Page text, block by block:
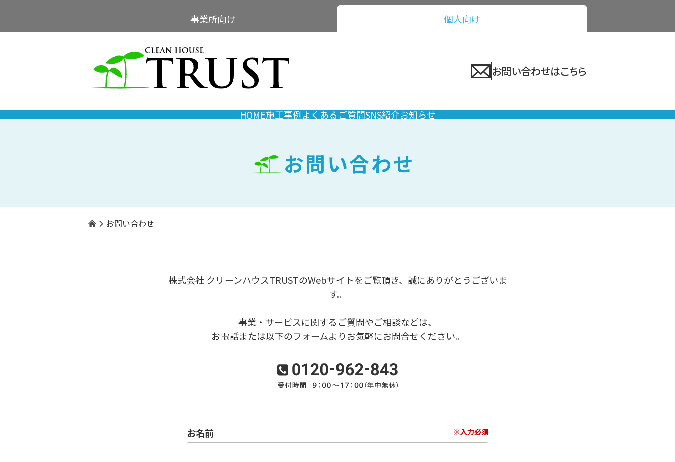
事業所向け 個人向け
お問い合わせはこちら
HOME施工事例よくあるご質問SNS紹介お知らせ
お問い合わせ
お問い合わせ
株式会社 クリーンハウスTRUSTのWebサイトをご覧頂き、誠にありがとうございま
す。
事業・サービスに関するご質問やご相談などは、
お電話または以下のフォームよりお気軽にお問合せください。
お名前 ※入力必須